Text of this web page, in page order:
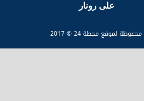
على رونار
لموقع محطة 24 © 2017